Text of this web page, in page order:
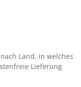
Land, in welches
Lieferung